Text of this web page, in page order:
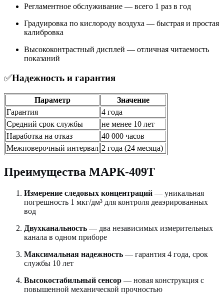
Регламентное обслуживание — всего 1 раз в год
Градуировка по кислороду воздуха — быстрая и простая
калибровка
Высококонтрастный дисплей — отличная читаемость
показаний
✅Надежность и гарантия
Параметр
Значение
Гарантия
4 года
Средний срок службы
не менее 10 лет
Наработка на отказ
40 000 часов
Межповерочный интервал 2 года (24 месяца)
Преимущества МАРК-409Т
Измерение следовых концентраций — уникальная
погрешность 1 мкг/дм³ для контроля деаэрированных
вод
Двухканальность — два независимых измерительных
канала в одном приборе
Максимальная надежность — гарантия 4 года, срок
службы 10 лет
Высокостабильный сенсор — новая конструкция с
повышенной механической прочностью